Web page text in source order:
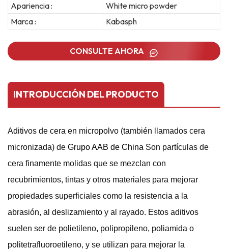
Apariencia :
White micro powder
Marca :
Kabasph
CONSULTE AHORA
INTRODUCCIÓN DEL PRODUCTO
Aditivos de cera en micropolvo (también llamados cera
micronizada) de Grupo AAB de China Son partículas de
cera finamente molidas que se mezclan con
recubrimientos, tintas y otros materiales para mejorar
propiedades superficiales como la resistencia a la
abrasión, al deslizamiento y al rayado. Estos aditivos
suelen ser de polietileno, polipropileno, poliamida o
politetrafluoroetileno, y se utilizan para mejorar la